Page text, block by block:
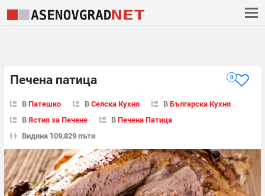
Печена патица 0
ВПатешко ВСелска Кухня ВБългарска Кухня
ВЯстия за Печене ВПечена Патица
Видяна 109,829 пъти